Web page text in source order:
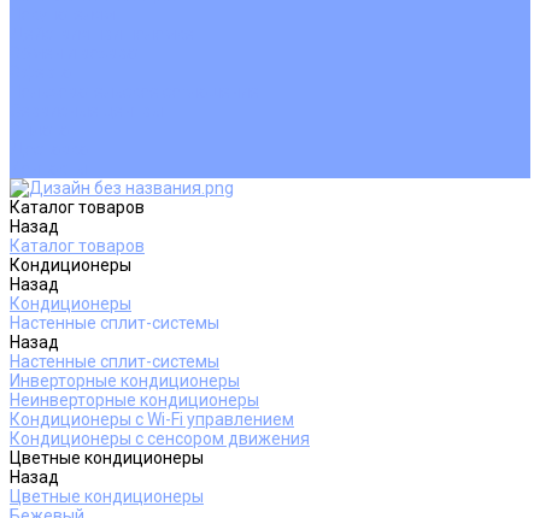
Каталог товаров
Назад
Каталог товаров
Кондиционеры
Назад
Кондиционеры
Настенные сплит-системы
Назад
Настенные сплит-системы
Инверторные кондиционеры
Неинверторные кондиционеры
Кондиционеры с Wi-Fi управлением
Кондиционеры с сенсором движения
Цветные кондиционеры
Назад
Цветные кондиционеры